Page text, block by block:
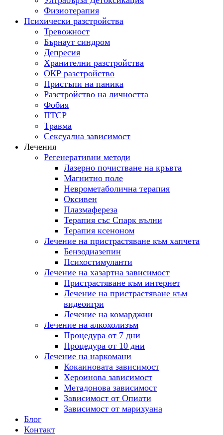
Физиотерапия
Психически разстройства
Тревожност
Бърнаут синдром
Депресия
Хранителни разстройства
ОКР разстройство
Пристъпи на паника
Разстройство на личността
Фобия
ПТСР
Tравма
Сексуална зависимост
Лечения
Регенеративни методи
Лазерно почистване на кръвта
Магнитно поле
Неврометаболична терапия
Оксивен
Плазмафереза
Терапия със Спарк вълни
Терапия ксеноном
Лечение на пристрастяване към хапчета
Бензодиазепин
Психостимуланти
Лечение на хазартна зависимост
Пристрастяване към интернет
Лечение на пристрастяване към
видеоигри
Лечение на комарджии
Лечение на алкохолизъм
Процедура от 7 дни
Процедура от 10 дни
Лечение на наркомани
Кокаиновата зависимост
Хероинова зависимост
Метадонова зависимост
Зависимост от Опиати
Зависимост от марихуана
Блог
Контакт